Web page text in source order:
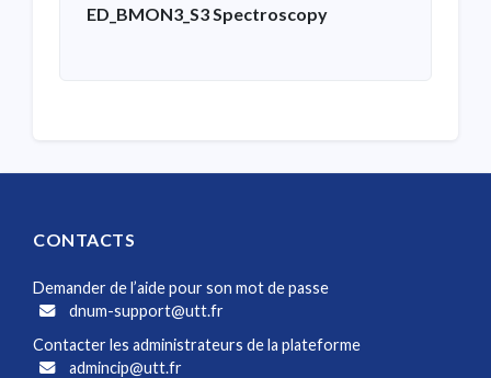
ED_BMON3_S3 Spectroscopy
CONTACTS
Demander de l’aide pour son mot de passe
dnum-support@utt.fr
Contacter les administrateurs de la plateforme
admincip@utt.fr